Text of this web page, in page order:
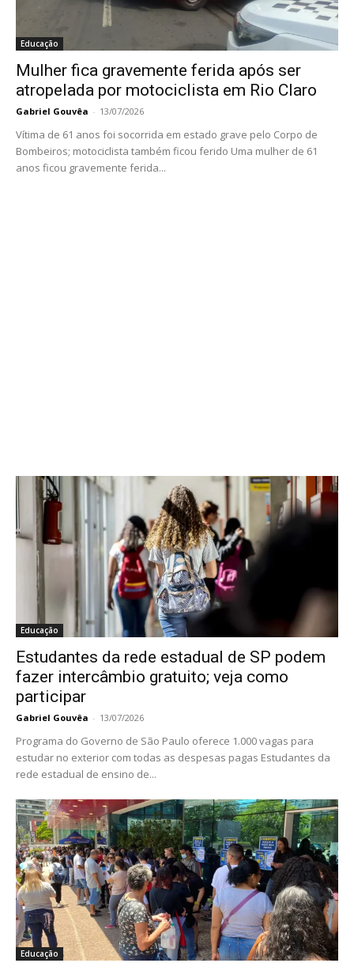
Educação
Mulher fica gravemente ferida após ser
atropelada por motociclista em Rio Claro
Gabriel Gouvêa - 13/07/2026
Vítima de 61 anos foi socorrida em estado grave pelo Corpo de
Bombeiros; motociclista também ficou ferido Uma mulher de 61
anos ficou gravemente ferida...
Educação
Estudantes da rede estadual de SP podem
fazer intercâmbio gratuito; veja como
participar
Gabriel Gouvêa - 13/07/2026
Programa do Governo de São Paulo oferece 1.000 vagas para
estudar no exterior com todas as despesas pagas Estudantes da
rede estadual de ensino de...
Educação